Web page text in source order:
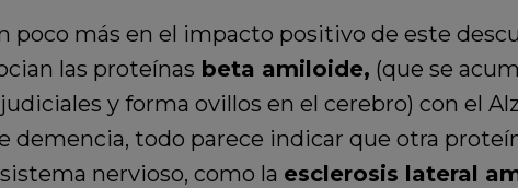
poco más en el impacto positivo de este
las proteínas beta amiloide, (que se
y forma ovillos en el cerebro) con el
demencia, todo parece indicar que otra
nervioso, como la esclerosis lateral